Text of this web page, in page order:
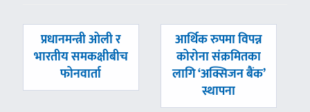
पछिल्लाे
-
प्रधानमन्त्री ओली र
भारतीय समकक्षीबीच
फोनवार्ता
अघिल्लाे
-
आर्थिक रुपमा विपन्न
कोरोना संक्रमितका
लागि ‘अक्सिजन बैंक’
स्थापना